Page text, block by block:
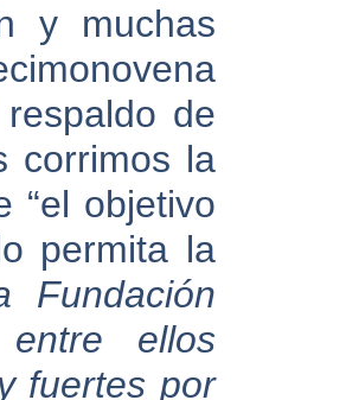
y muchas
de
corrimos la
“el objetivo
permita la
Fundación
ellos
fuertes por